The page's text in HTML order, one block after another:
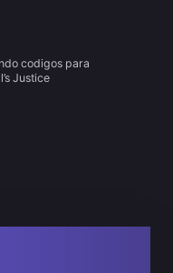
codigos para
Justice